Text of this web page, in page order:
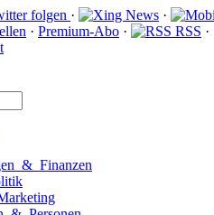
·
·
· Premium-Abo · RSS ·
& Finanzen